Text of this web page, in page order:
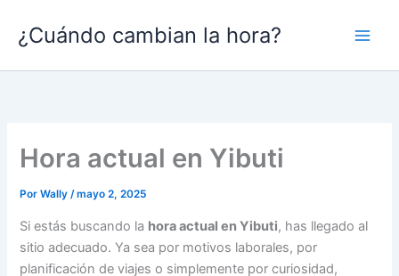
contenido
¿Cuándo cambian la hora?
Hora actual en Yibuti
PorWally/mayo 2, 2025
Si estás buscando la hora actual en Yibuti, has llegado al
sitio adecuado. Ya sea por motivos laborales, por
planificación de viajes o simplemente por curiosidad,